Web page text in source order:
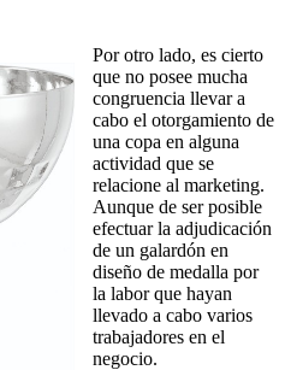
Por otro lado, es cierto
que no posee mucha
congruencia llevar a
cabo el otorgamiento de
una copa en alguna
actividad que se
relacione al marketing.
Aunque de ser posible
efectuar la adjudicación
de un galardón en
diseño de medalla por
la labor que hayan
llevado a cabo varios
trabajadores en el
negocio.